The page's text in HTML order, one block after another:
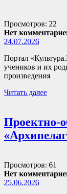
Просмотров: 22
Нет
24.07.2026
Портал
учеников и их
произведения
Читать далее
Проектно-
Просмотров: 61
Нет
25.06.2026